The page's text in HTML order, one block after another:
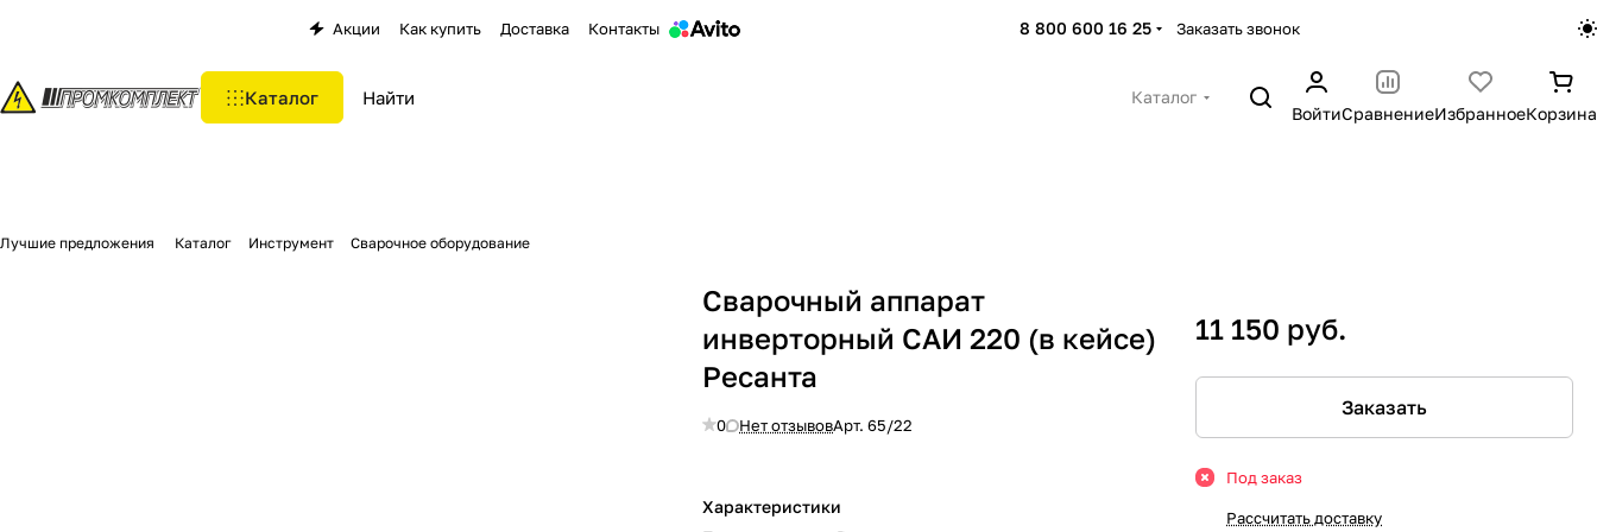
Акции Как купить Доставка Контакты 8 800 600 16 25 Заказать звонок
Каталог
Каталог
ВойтиСравнениеИзбранноеКорзина
Лучшие предложения Каталог Инструмент Сварочное оборудование
Сварочный аппарат
инверторный САИ 220 (в кейсе)
Ресанта
0 Нет отзывовАрт.65/22
Характеристики
11 150 руб.
Заказать
Под заказ
Рассчитать доставку